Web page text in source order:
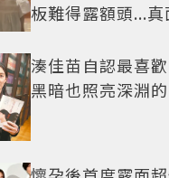
板難得露額頭...
湊佳苗自認最喜
黑暗也照亮深淵的